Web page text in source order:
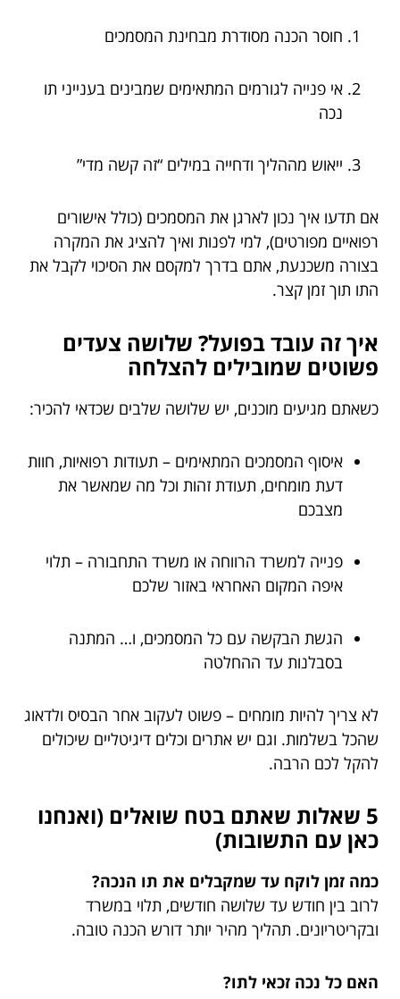
חוסר הכנה מסודרת מבחינת המסמכים
אי פנייה לגורמים המתאימים שמבינים בענייני תו
נכה
ייאוש מההליך ודחייה במילים “זה קשה מדי”
אם תדעו איך נכון לארגן את המסמכים (כולל אישורים
רפואיים מפורטים), למי לפנות ואיך להציג את המקרה
בצורה משכנעת, אתם בדרך למקסם את הסיכוי לקבל את
התו תוך זמן קצר.
איך זה עובד בפועל? שלושה צעדים
פשוטים שמובילים להצלחה
כשאתם מגיעים מוכנים, יש שלושה שלבים שכדאי להכיר:
איסוף המסמכים המתאימים – תעודות רפואיות, חוות
דעת מומחים, תעודת זהות וכל מה שמאשר את
מצבכם
פנייה למשרד הרווחה או משרד התחבורה – תלוי
איפה המקום האחראי באזור שלכם
הגשת הבקשה עם כל המסמכים, ו… המתנה
בסבלנות עד ההחלטה
לא צריך להיות מומחים – פשוט לעקוב אחר הבסיס ולדאוג
שהכל בשלמות. וגם יש אתרים וכלים דיגיטליים שיכולים
להקל לכם הרבה.
5 שאלות שאתם בטח שואלים (ואנחנו
כאן עם התשובות)
כמה זמן לוקח עד שמקבלים את תו הנכה?
לרוב בין חודש עד שלושה חודשים, תלוי במשרד
ובקריטריונים. תהליך מהיר יותר דורש הכנה טובה.
האם כל נכה זכאי לתו?